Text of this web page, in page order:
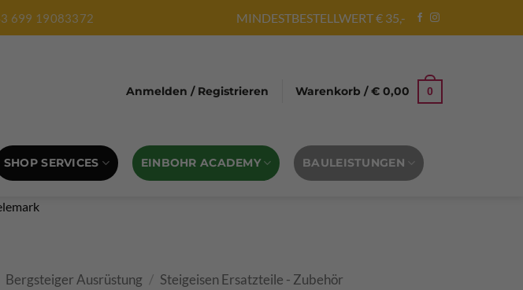
699 19083372 MINDESTBESTELLWERT € 35,-
Anmelden / Registrieren Warenkorb /€ 0,00 0
SHOP SERVICES EINBOHR ACADEMY BAULEISTUNGEN
Bergsteiger Ausrüstung / Steigeisen Ersatzteile - Zubehör